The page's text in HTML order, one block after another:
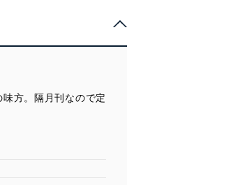
方。隔月刊なので定